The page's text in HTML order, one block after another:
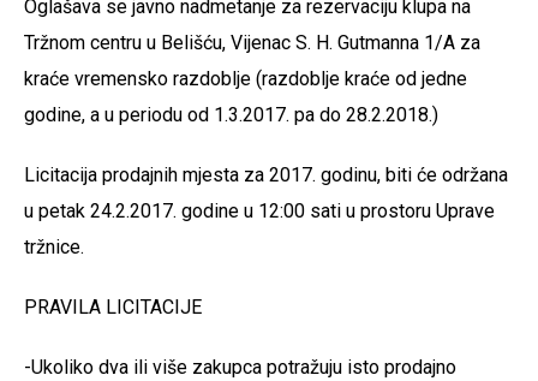
Oglašava se javno nadmetanje za rezervaciju klupa na
Tržnom centru u Belišću, Vijenac S. H. Gutmanna 1/A za
kraće vremensko razdoblje (razdoblje kraće od jedne
godine, a u periodu od 1.3.2017. pa do 28.2.2018.)
Licitacija prodajnih mjesta za 2017. godinu, biti će održana
u petak 24.2.2017. godine u 12:00 sati u prostoru Uprave
tržnice.
PRAVILA LICITACIJE
-Ukoliko dva ili više zakupca potražuju isto prodajno